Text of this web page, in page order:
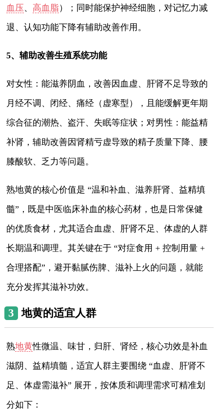
血压、 高血脂 ）；同时能保护神经细胞，对记忆力减
退、认知功能下降有辅助改善作用。
5、辅助改善生殖系统功能
对女性：能滋养阴血，改善因血虚、肝肾不足导致的
月经不调、闭经、痛经（虚寒型），且能缓解更年期
综合征的潮热、盗汗、失眠等症状；对男性：能益精
补肾，辅助改善因肾精亏虚导致的精子质量下降、腰
膝酸软、乏力等问题。
熟地黄的核心价值是 “温和补血、滋养肝肾、益精填
髓”，既是中医临床补血的核心药材，也是日常保健
的优质食材，尤其适合血虚、肝肾不足、体虚的人群
长期温和调理。其关键在于 “对症食用 + 控制用量 +
合理搭配”，避开黏腻伤脾、滋补上火的问题，就能
充分发挥其滋补功效。
3 地黄的适宜人群
熟地黄性微温、味甘，归肝、肾经，核心功效是补血
滋阴、益精填髓，适宜人群主要围绕 “血虚、肝肾不
足、体虚需滋补” 展开，按体质和调理需求可精准划
分如下：